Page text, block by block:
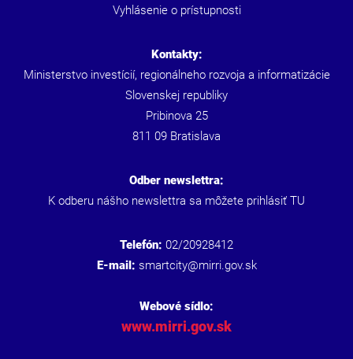
Vyhlásenie o prístupnosti
Kontakty:
Ministerstvo investícií, regionálneho rozvoja a informatizácie
Slovenskej republiky
Pribinova 25
811 09 Bratislava
Odber newslettra:
K odberu nášho newslettra sa môžete prihlásiť TU
Telefón: 02/20928412
E-mail: smartcity@mirri.gov.sk
Webové sídlo:
www.mirri.gov.sk